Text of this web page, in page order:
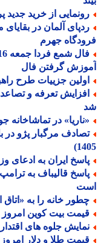
از خرید جدید
آلمان در بقایای
جهرم
گرفتن فال
جزییات طرح
تعرفه و تصاعد
در تماشاخانه
ایران به ادعای وزیر
قالیباف به ترامپ:
خانه را به «اتاق
بیت کوین امروز 14 مرداد 1405 چقدر است؟
جلوه های اقتدار